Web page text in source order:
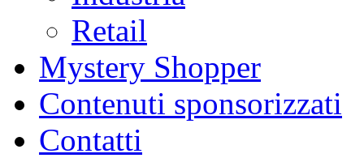
Retail
Mystery Shopper
Contenuti sponsorizzati
Contatti